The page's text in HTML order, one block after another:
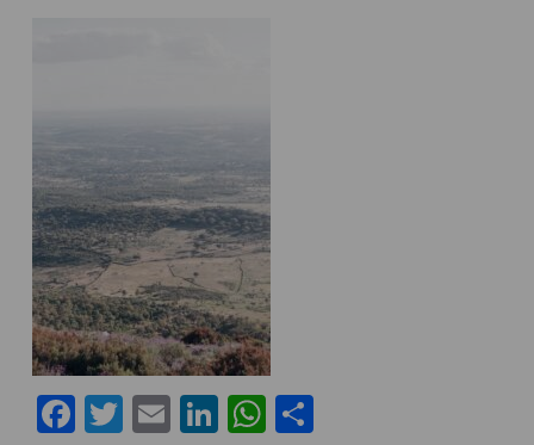
Facebook
Twitter
EmailLinkedIn
WhatsApp